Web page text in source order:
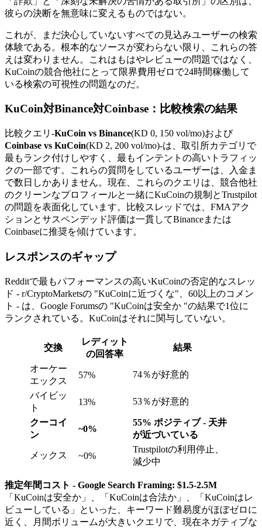
彼らの決断を無意味に変えるものではない。
これが、まだ決心していないすべての見込みユーザーの検索
体験である。根本的なソースが変わらない限り、これらの答
えは変わりません。これはもはやレビューの問題ではなく、
KuCoinの競合他社にとって限界費用ゼロで24時間稼働して
いる検索の可視性の問題なのだ。
KuCoin対Binance対Coinbase：比較検索の結果
比較クエリ-KuCoin vs Binance(KD 0, 150 vol/mo)および
Coinbase vs KuCoin(KD 2, 200 vol/mo)-は、取引所カテゴリで
最もランク付けしやすく、最もインテントの高いトラフィッ
クの一部です。これらの質問をしているユーザーは、入金ま
で数日しかありません。現在、これらのクエリは、競合他社
のクリーンなプロフィールと一緒にKuCoinの規制とTrustpilot
の問題を表面化しています。比較スレッドでは、FMAアク
ションとサスペンデッド評価は一貫してBinanceまたは
Coinbaseに推奨を傾けています。
レスポンスのギャップ
Redditで最もパフォーマンスの高いKuCoinの否定的なスレッ
ド - r/CryptoMarketsの "KuCoinに近づくな"、60以上のコメン
ト - は、Google Forumsの "KuCoinは安全か "の結果で1位に
ランクされている。KuCoinはそれに関与していない。
交換
レディット
の回答率
結果
オーケー
エックス
57% 74％が好意的
バイビッ
ト
13% 53％が好意的
クーコイ
ン
~0%
55% ポジティブ - 天井
が近づいている
メックス ~0%
Trustpilotの利用停止、
減少中
推定年間コスト - Google Search Framing: $1.5-2.5M
「KuCoinは安全か」、「KuCoinは合法か」、「KuCoinはレ
ビューしている」といった、キーワード難易度がほぼゼロに
近く、月間ボリュームが大きいクエリで、現在ネガティブな